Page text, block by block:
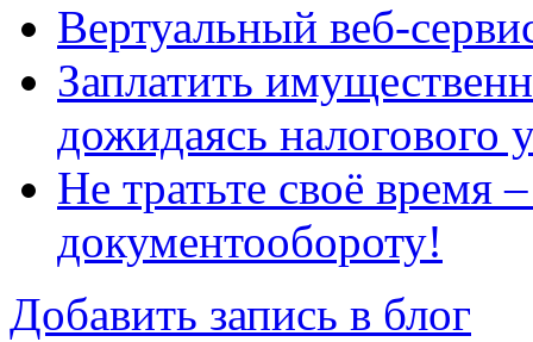
Вертуальный веб-
Заплатить
дожидаясь налогового
Не тратьте своё время
документообороту!
Добавить запись в блог